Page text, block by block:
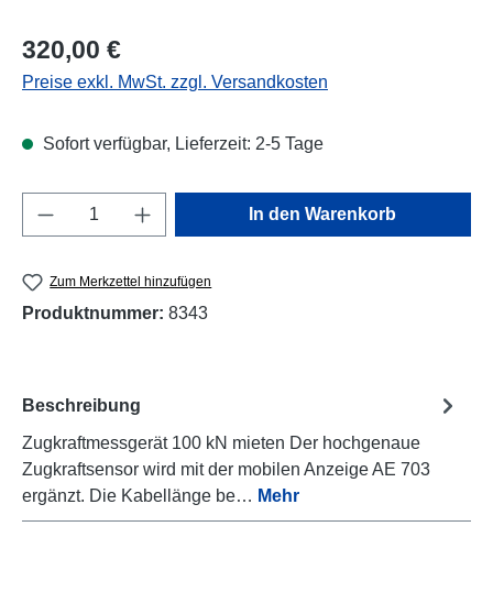
Regulärer Preis:
320,00 €
Preise exkl. MwSt. zzgl. Versandkosten
Sofort verfügbar, Lieferzeit: 2-5 Tage
Produkt Anzahl: Gib den gewünschten
In den Warenkorb
Zum Merkzettel hinzufügen
Produktnummer: 8343
Beschreibung
Zugkraftmessgerät 100 kN mieten Der hochgenaue
Zugkraftsensor wird mit der mobilen Anzeige AE 703
ergänzt. Die Kabellänge be… Mehr